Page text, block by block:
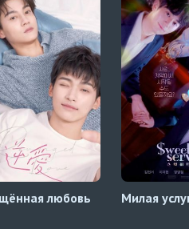
любовь Милая